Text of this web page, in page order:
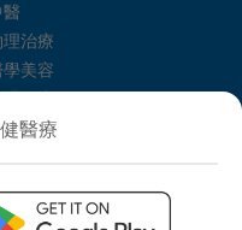
醫
治療
美容
理健康
護理介紹所
醫療